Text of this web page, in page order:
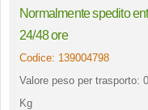
Normalmente spedito
24/48 ore
Codice: 139004798
Valore peso per trasporto:
Kg